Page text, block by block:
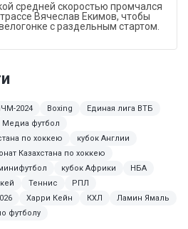
средней скоростью промчался
Вячеслав Екимов, чтобы
с раздельным стартом.
2024 Boxing
Единая лига ВТБ
Медиа футбол
по хоккею
кубок Англии
Казахстана по хоккею
кубок Африки
НБА
Теннис
РПЛ
Харри Кейн КХЛ
Ламин Ямаль
футболу